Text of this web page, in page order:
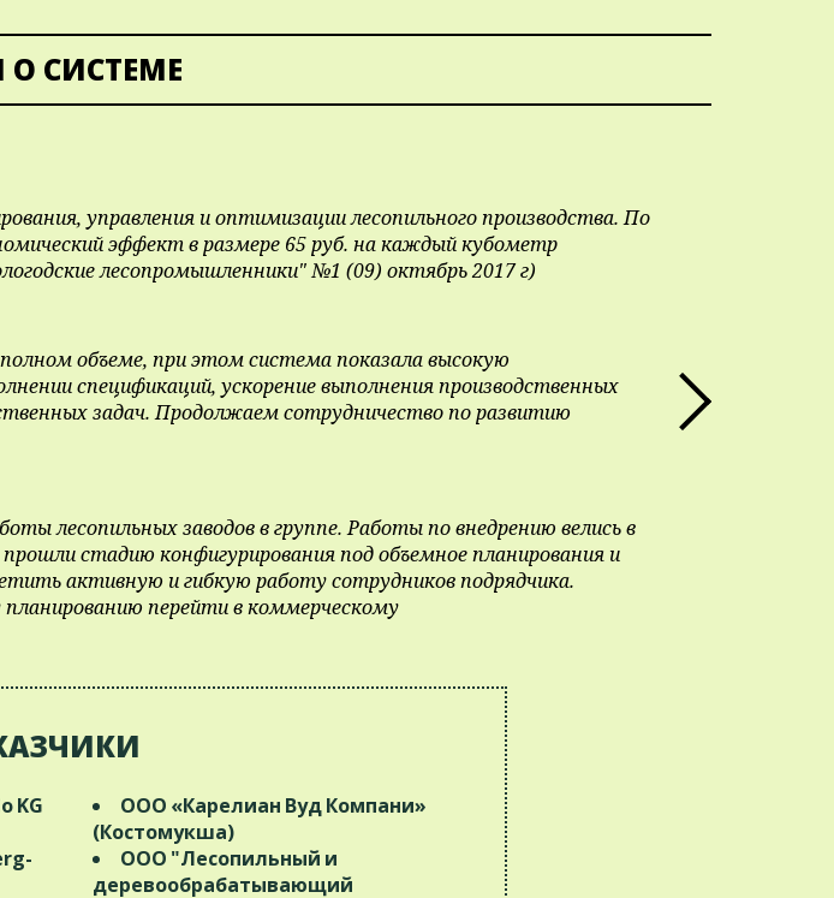
СИСТЕМЕ
управления и оптимизации лесопильного производства. По
эффект в размере 65 руб. на каждый кубометр
лесопромышленники" №1 (09) октябрь 2017 г)
объеме, при этом система показала высокую
спецификаций, ускорение выполнения производственных
задач. Продолжаем сотрудничество по развитию
лесопильных заводов в группе. Работы по внедрению велись в
стадию конфигурирования под объемное планирования и
активную и гибкую работу сотрудников подрядчика.
перейти в коммерческому
KG
ООО «Карелиан Вуд Компани»
(Костомукша)
ООО "Лесопильный и
деревообрабатывающий